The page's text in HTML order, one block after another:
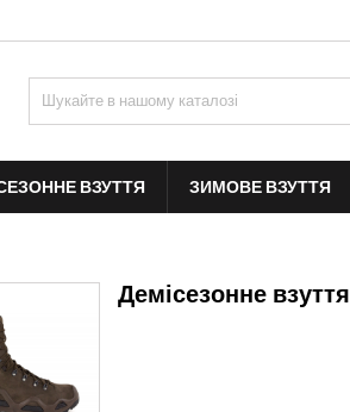
ВЗУТТЯ ЗИМОВЕ ВЗУТТЯ
Демісезонне взуття